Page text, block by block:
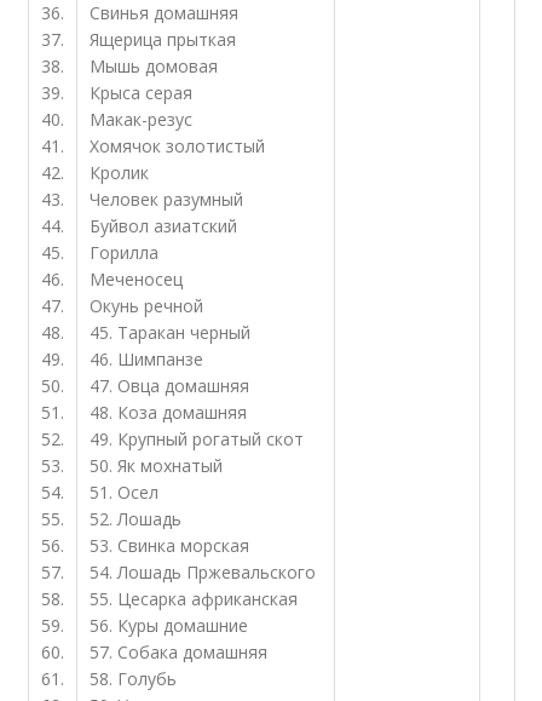
36.
37.
38.
39.
40.
41.
42.
43.
44.
45.
46.
47.
48.
49.
50.
51.
52.
53.
54.
55.
56.
57.
58.
59.
60.
61.
Свинья домашняя
Ящерица прыткая
Мышь домовая
Крыса серая
Макак-резус
Хомячок золотистый
Кролик
Человек разумный
Буйвол азиатский
Горилла
Меченосец
Окунь речной
45. Таракан черный
46. Шимпанзе
47. Овца домашняя
48. Коза домашняя
49. Крупный рогатый скот
50. Як мохнатый
51. Осел
52. Лошадь
53. Свинка морская
54. Лошадь Пржевальского
55. Цесарка африканская
56. Куры домашние
57. Собака домашняя
58. Голубь